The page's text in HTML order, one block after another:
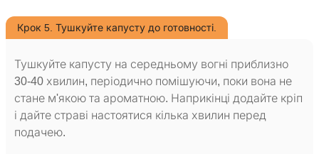
Крок 5. Тушкуйте капусту до готовності.
Тушкуйте капусту на середньому вогні приблизно
30-40 хвилин, періодично помішуючи, поки вона не
стане м'якою та ароматною. Наприкінці додайте кріп
і дайте страві настоятися кілька хвилин перед
подачею.